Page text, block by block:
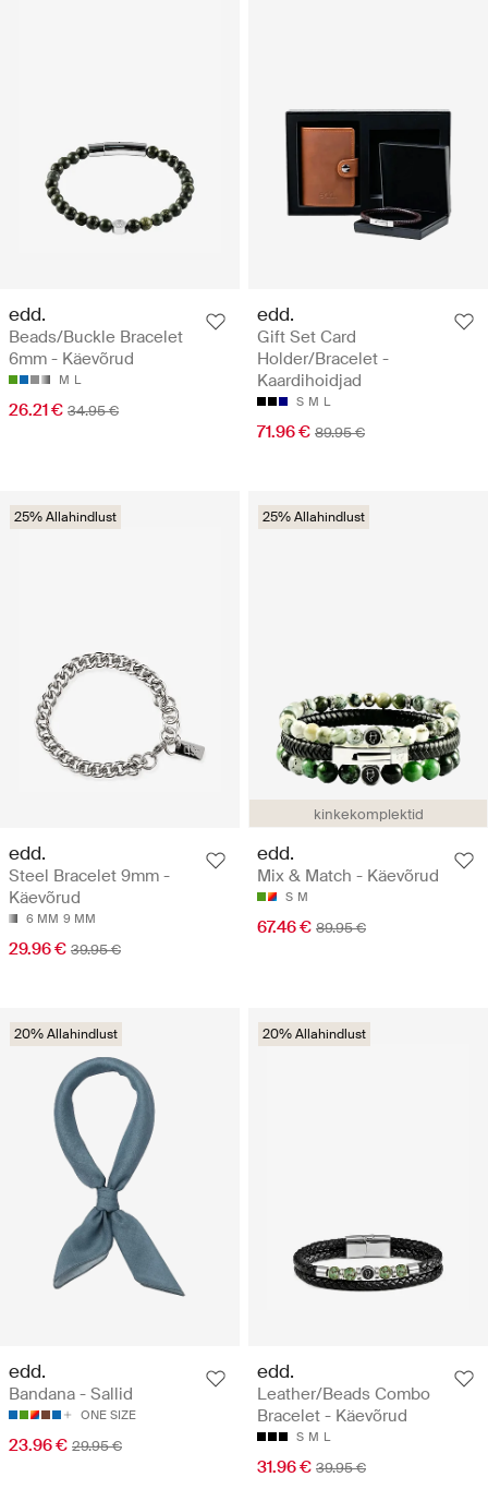
edd.
Beads/Buckle Bracelet
6mm - Käevõrud
M L
26.21 € 34.95 €
edd.
Gift Set Card
Holder/Bracelet -
Kaardihoidjad
S M L
71.96 € 89.95 €
25% Allahindlust
edd.
Steel Bracelet 9mm -
Käevõrud
6 MM 9 MM
29.96 € 39.95 €
kinkekomplektid
25% Allahindlust
edd.
Mix & Match - Käevõrud
S M
67.46 € 89.95 €
20% Allahindlust
edd.
Bandana - Sallid
ONE SIZE
23.96 € 29.95 €
20% Allahindlust
edd.
Leather/Beads Combo
Bracelet - Käevõrud
S M L
31.96 € 39.95 €